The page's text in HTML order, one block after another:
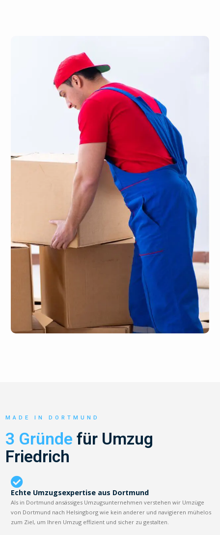
MADE IN DORTMUND
3 Gründe für Umzug
Friedrich
Echte Umzugsexpertise aus Dortmund
Als in Dortmund ansässiges Umzugsunternehmen verstehen wir Umzüge
von Dortmund nach Helsingborg wie kein anderer und navigieren mühelos
zum Ziel, um Ihren Umzug effizient und sicher zu gestalten.